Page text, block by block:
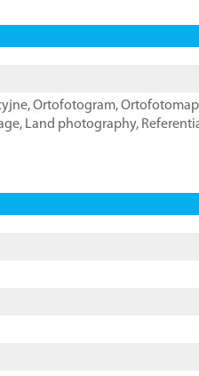
,Ortofotogram,
, Land photography,